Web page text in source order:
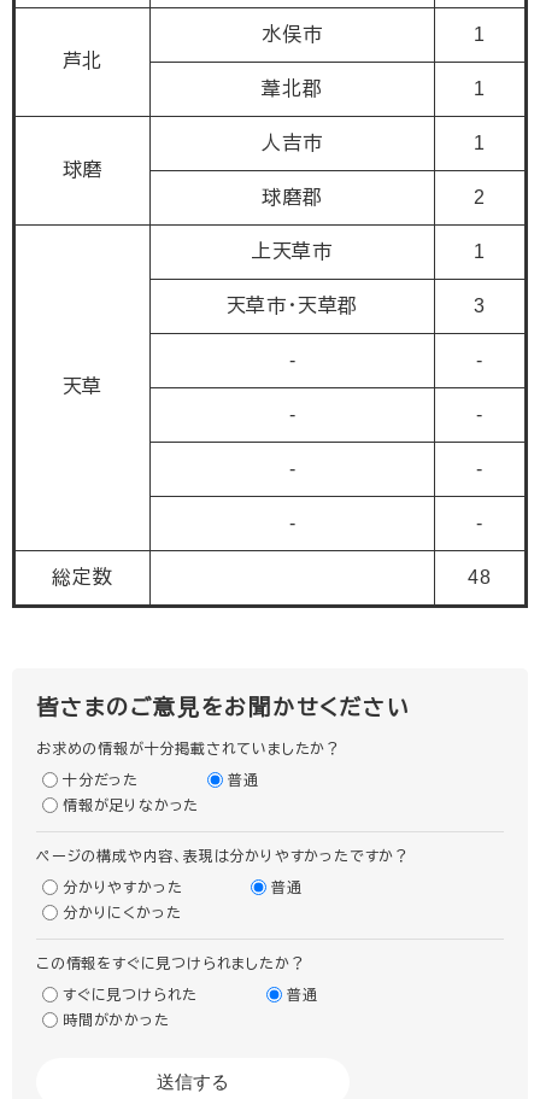
芦北
水俣市 1
葦北郡 1
球磨
人吉市 1
球磨郡 2
天草
上天草市 1
天草市・天草郡 3
- -
- -
- -
- -
総定数 48
皆さまのご意見をお聞かせください
お求めの情報が十分掲載されていましたか？
十分だった
普通
情報が足りなかった
ページの構成や内容、表現は分かりやすかったですか？
分かりやすかった
普通
分かりにくかった
この情報をすぐに見つけられましたか？
すぐに見つけられた
普通
時間がかかった